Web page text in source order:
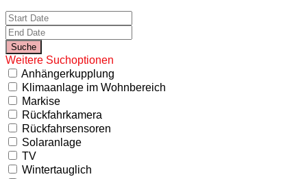
Weitere Suchoptionen
Anhängerkupplung
Klimaanlage im Wohnbereich
Markise
Rückfahrkamera
Rückfahrsensoren
Solaranlage
TV
Wintertauglich